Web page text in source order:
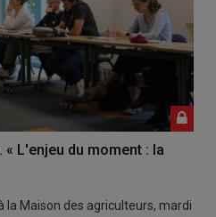
L'enjeu du moment : la
la Maison des agriculteurs, mardi